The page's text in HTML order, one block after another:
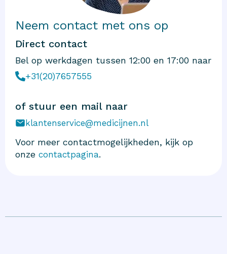
Neem contact met ons op
Direct contact
Bel op werkdagen tussen 12:00 en 17:00 naar
+31(20)7657555
of stuur een mail naar
klantenservice@medicijnen.nl
Voor meer contactmogelijkheden, kijk op
onze contactpagina.